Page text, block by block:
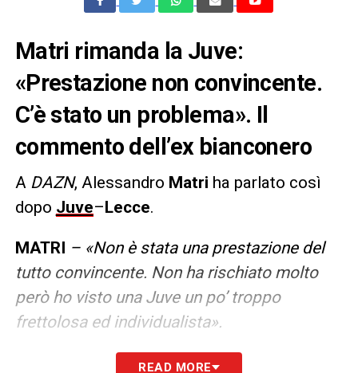
Matri rimanda la Juve:
«Prestazione non convincente.
C’è stato un problema». Il
commento dell’ex bianconero
A DAZN, Alessandro Matri ha parlato così
dopo Juve–Lecce.
MATRI – «Non è stata una prestazione del
tutto convincente. Non ha rischiato molto
però ho visto una Juve un po’ troppo
frettolosa ed individualista».
READ MORE